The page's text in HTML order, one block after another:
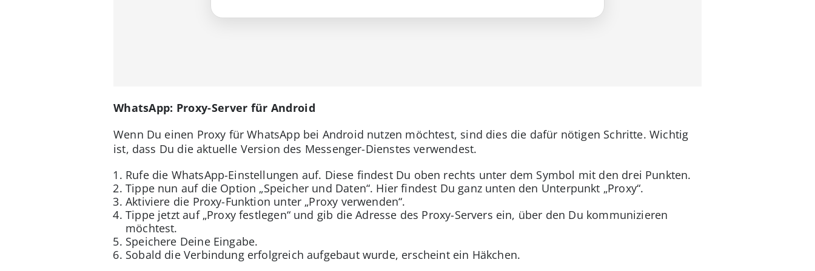
WhatsApp: Proxy-Server für Android
Wenn Du einen Proxy für WhatsApp bei Android nutzen möchtest, sind dies die dafür nötigen Schritte. Wichtig
ist, dass Du die aktuelle Version des Messenger-Dienstes verwendest.
Rufe die WhatsApp-Einstellungen auf. Diese findest Du oben rechts unter dem Symbol mit den drei Punkten.
Tippe nun auf die Option „Speicher und Daten“. Hier findest Du ganz unten den Unterpunkt „Proxy“.
Aktiviere die Proxy-Funktion unter „Proxy verwenden“.
Tippe jetzt auf „Proxy festlegen“ und gib die Adresse des Proxy-Servers ein, über den Du kommunizieren
möchtest.
Speichere Deine Eingabe.
Sobald die Verbindung erfolgreich aufgebaut wurde, erscheint ein Häkchen.